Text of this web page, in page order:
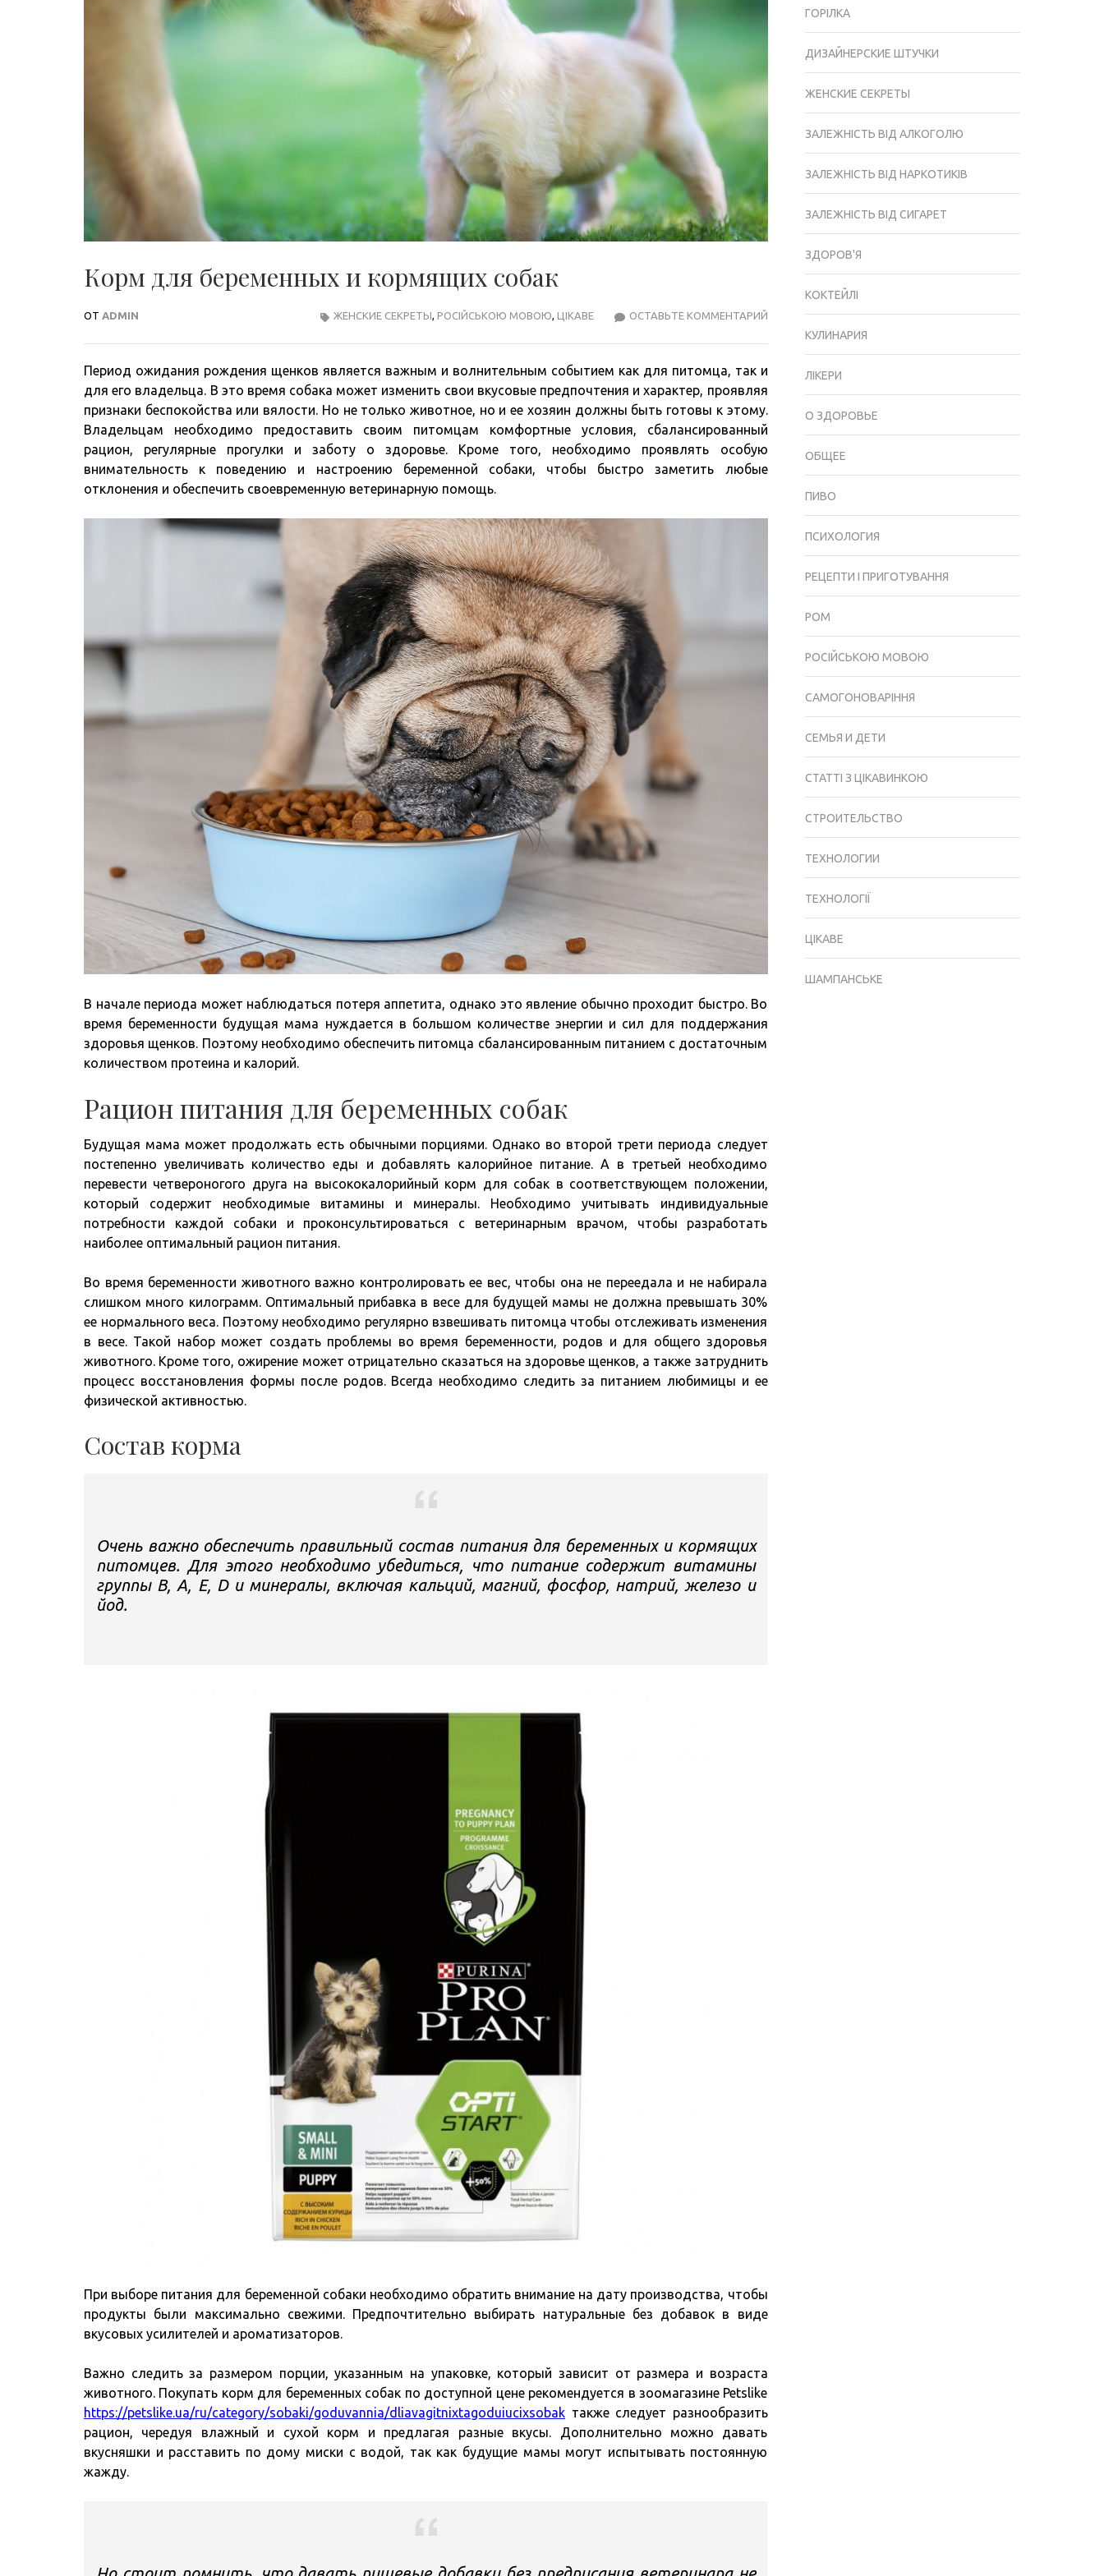
Корм для беременных и кормящих собак
ОТ ADMIN ОСТАВЬТЕ КОММЕНТАРИЙ
БЕРЕМЕННЫХ
КОРМЯЩИХ
СОБАК
ЖЕНСКИЕ СЕКРЕТЫ РОСІЙСЬКОЮ МОВОЮ ЦІКАВЕ
Период ожидания рождения щенков является важным и волнительным событием как для питомца, так и
для его владельца. В это время собака может изменить свои вкусовые предпочтения и характер, проявляя
признаки беспокойства или вялости. Но не только животное, но и ее хозяин должны быть готовы к этому.
Владельцам необходимо предоставить своим питомцам комфортные условия, сбалансированный
рацион, регулярные прогулки и заботу о здоровье. Кроме того, необходимо проявлять особую
внимательность к поведению и настроению беременной собаки, чтобы быстро заметить любые
отклонения и обеспечить своевременную ветеринарную помощь.
В начале периода может наблюдаться потеря аппетита, однако это явление обычно проходит быстро. Во
время беременности будущая мама нуждается в большом количестве энергии и сил для поддержания
здоровья щенков. Поэтому необходимо обеспечить питомца сбалансированным питанием с достаточным
количеством протеина и калорий.
Рацион питания для беременных собак
Будущая мама может продолжать есть обычными порциями. Однако во второй трети периода следует
постепенно увеличивать количество еды и добавлять калорийное питание. А в третьей необходимо
перевести четвероногого друга на высококалорийный корм для собак в соответствующем положении,
который содержит необходимые витамины и минералы. Необходимо учитывать индивидуальные
потребности каждой собаки и проконсультироваться с ветеринарным врачом, чтобы разработать
наиболее оптимальный рацион питания.
Во время беременности животного важно контролировать ее вес, чтобы она не переедала и не набирала
слишком много килограмм. Оптимальный прибавка в весе для будущей мамы не должна превышать 30%
ее нормального веса. Поэтому необходимо регулярно взвешивать питомца чтобы отслеживать изменения
в весе. Такой набор может создать проблемы во время беременности, родов и для общего здоровья
животного. Кроме того, ожирение может отрицательно сказаться на здоровье щенков, а также затруднить
процесс восстановления формы после родов. Всегда необходимо следить за питанием любимицы и ее
физической активностью.
Состав корма
Очень важно обеспечить правильный состав питания для беременных и кормящих
питомцев. Для этого необходимо убедиться, что питание содержит витамины
группы B, A, E, D и минералы, включая кальций, магний, фосфор, натрий, железо и
йод.
При выборе питания для беременной собаки необходимо обратить внимание на дату производства, чтобы
продукты были максимально свежими. Предпочтительно выбирать натуральные без добавок в виде
вкусовых усилителей и ароматизаторов.
Важно следить за размером порции, указанным на упаковке, который зависит от размера и возраста
животного. Покупать корм для беременных собак по доступной цене рекомендуется в зоомагазине Petslike
https://petslike.ua/ru/category/sobaki/goduvannia/dliavagitnixtagoduiucixsobak также следует разнообразить
рацион, чередуя влажный и сухой корм и предлагая разные вкусы. Дополнительно можно давать
вкусняшки и расставить по дому миски с водой, так как будущие мамы могут испытывать постоянную
жажду.
ГОРІЛКА
ДИЗАЙНЕРСКИЕ ШТУЧКИ
ЖЕНСКИЕ СЕКРЕТЫ
ЗАЛЕЖНІСТЬ ВІД АЛКОГОЛЮ
ЗАЛЕЖНІСТЬ ВІД НАРКОТИКІВ
ЗАЛЕЖНІСТЬ ВІД СИГАРЕТ
ЗДОРОВ'Я
КОКТЕЙЛІ
КУЛИНАРИЯ
ЛІКЕРИ
О ЗДОРОВЬЕ
ОБЩЕЕ
ПИВО
ПСИХОЛОГИЯ
РЕЦЕПТИ І ПРИГОТУВАННЯ
РОМ
РОСІЙСЬКОЮ МОВОЮ
САМОГОНОВАРІННЯ
СЕМЬЯ И ДЕТИ
СТАТТІ З ЦІКАВИНКОЮ
СТРОИТЕЛЬСТВО
ТЕХНОЛОГИИ
ТЕХНОЛОГІЇ
ЦІКАВЕ
ШАМПАНСЬКЕ